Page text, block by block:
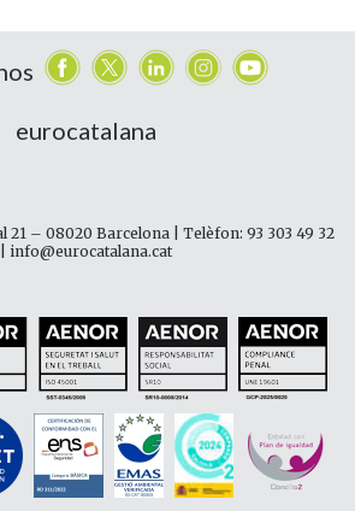
eurocatalana
21 – 08020 Barcelona | Telèfon: 93 303 49 32
| info@eurocatalana.cat